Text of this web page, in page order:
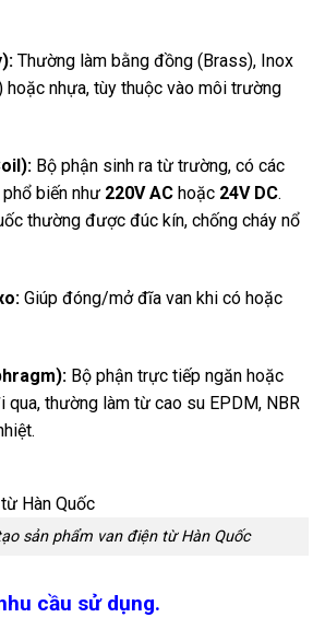
Thường làm bằng đồng (Brass), Inox
nhựa, tùy thuộc vào môi trường
Bộ phận sinh ra từ trường, có các
biến như 220V AChoặc 24V DC.
thường được đúc kín, chống cháy nổ
Giúp đóng/mở đĩa van khi có hoặc
Bộ phận trực tiếp ngăn hoặc
qua, thường làm từ cao su EPDM, NBR
sản phẩm van điện từ Hàn Quốc
cầu sử dụng.